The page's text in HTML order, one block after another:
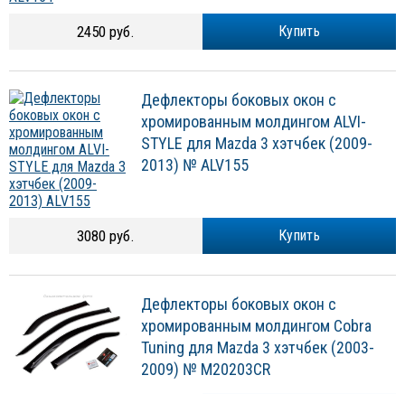
Купить
2450 руб.
Дефлекторы боковых окон с
хромированным молдингом ALVI-
STYLE для Mazda 3 хэтчбек (2009-
2013) № ALV155
Купить
3080 руб.
Дефлекторы боковых окон с
хромированным молдингом Cobra
Tuning для Mazda 3 хэтчбек (2003-
2009) № M20203CR